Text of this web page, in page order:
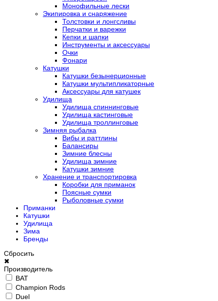
Монофильные лески
Экипировка и снаряжение
Толстовки и лонгсливы
Перчатки и варежки
Кепки и шапки
Инструменты и аксессуары
Очки
Фонари
Катушки
Катушки безынерционные
Катушки мультипликаторные
Аксессуары для катушек
Удилища
Удилища спиннинговые
Удилища кастинговые
Удилища троллинговые
Зимняя рыбалка
Вибы и раттлины
Балансиры
Зимние блесны
Удилища зимние
Катушки зимние
Хранение и транспортировка
Коробки для приманок
Поясные сумки
Рыболовные сумки
Приманки
Катушки
Удилища
Зима
Бренды
Сбросить
✖
Производитель
BAT
Champion Rods
Duel